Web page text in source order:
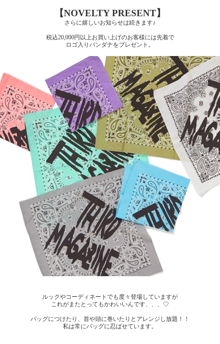
【NOVELTY PRESENT】
さらに嬉しいお知らせは続きます♪
税込20,000円以上お買い上げのお客様には先着で
ロゴ入りバンダナをプレゼント。
ルックやコーディネートでも度々登場していますが
これがまたとってもかわいいんです、、、♡
バッグにつけたり、首や頭に巻いたりとアレンジし放題！！
私は常にバッグに忍ばせています。